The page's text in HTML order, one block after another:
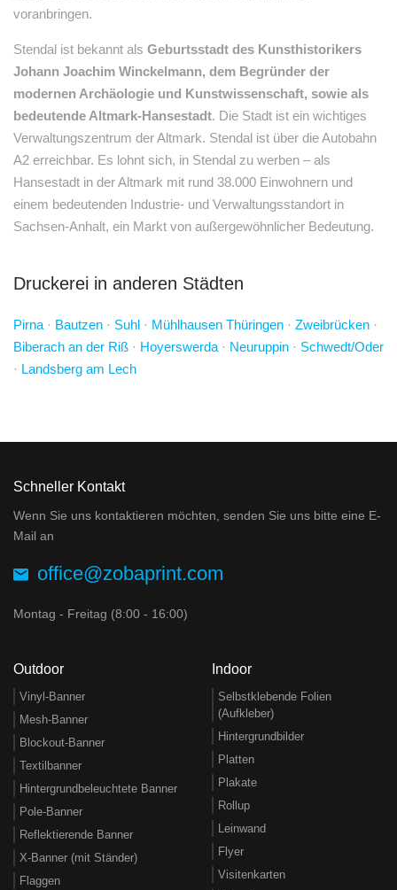
voranbringen.
Stendal ist bekannt als Geburtsstadt des Kunsthistorikers
Johann Joachim Winckelmann, dem Begründer der
modernen Archäologie und Kunstwissenschaft, sowie als
bedeutende Altmark-Hansestadt. Die Stadt ist ein wichtiges
Verwaltungszentrum der Altmark. Stendal ist über die Autobahn
A2 erreichbar. Es lohnt sich, in Stendal zu werben – als
Hansestadt in der Altmark mit rund 38.000 Einwohnern und
einem bedeutenden Industrie- und Verwaltungsstandort in
Sachsen-Anhalt, ein Markt von außergewöhnlicher Bedeutung.
Druckerei in anderen Städten
Pirna · Bautzen · Suhl · Mühlhausen Thüringen · Zweibrücken ·
Biberach an der Riß · Hoyerswerda · Neuruppin · Schwedt/Oder
· Landsberg am Lech
Schneller Kontakt
Wenn Sie uns kontaktieren möchten, senden Sie uns bitte eine E-
Mail an
office@zobaprint.com
Montag - Freitag (8:00 - 16:00)
Outdoor
Vinyl-Banner
Mesh-Banner
Blockout-Banner
Textilbanner
Hintergrundbeleuchtete Banner
Pole-Banner
Reflektierende Banner
X-Banner (mit Ständer)
Flaggen
Indoor
Selbstklebende Folien
(Aufkleber)
Hintergrundbilder
Platten
Plakate
Rollup
Leinwand
Flyer
Visitenkarten